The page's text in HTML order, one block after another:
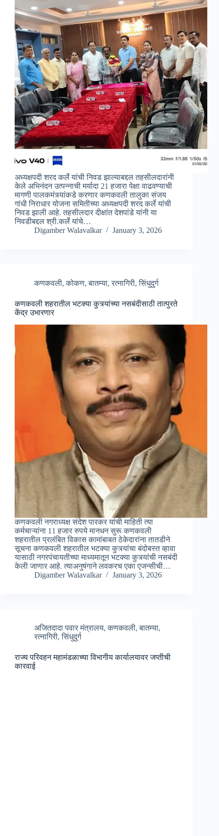
अध्यक्षपदी शरद कर्ले यांची निवड झाल्याबद्दल तहसीलदारांनी
केले अभिनंदन उत्पन्नाची मर्यादा 21 हजारा पेक्षा वाढवण्याची
मागणी पालकमंत्र्यांकडे करणार कणकवली तालुका संजय
गांधी निराधार योजना समितीच्या अध्यक्षपदी शरद कर्ले यांची
निवड झाली आहे. तहसीलदार दीक्षांत देशपांडे यांनी या
निवडीबद्दल श्री.कर्ले यांचे…
Digamber Walavalkar
January 3, 2026
कणकवली,कोकण,बातम्या,रत्नागिरी,सिंधुदुर्ग
कणकवली शहरातील भटक्या कुत्र्यांच्या नसबंदीसाठी तात्पुरते
केंद्र उभारणार
कणकवली नगराध्यक्ष संदेश पारकर यांची माहिती त्या
कर्मचाऱ्यांना 11 हजार रुपये मानधन सुरू कणकवली
शहरातील प्रलंबित विकास कामांबाबत ठेकेदारांना तातडीने
सूचना कणकवली शहरातील भटक्‍या कुत्र्यांचा बंदोबस्त व्हावा
यासाठी नगरपंचायतीच्या माध्यमातून भटक्‍या कुत्र्यांची नसबंदी
केली जाणार आहे. त्‍याअनुषंगाने लवकरच एका एजन्सीची…
Digamber Walavalkar
January 3, 2026
अजितदादा पवार मंत्रालय,कणकवली,बातम्या,
रत्नागिरी,सिंधुदुर्ग
राज्य परिवहन महामंडळाच्या विभागीय कार्यालयावर जप्तीची
कारवाई